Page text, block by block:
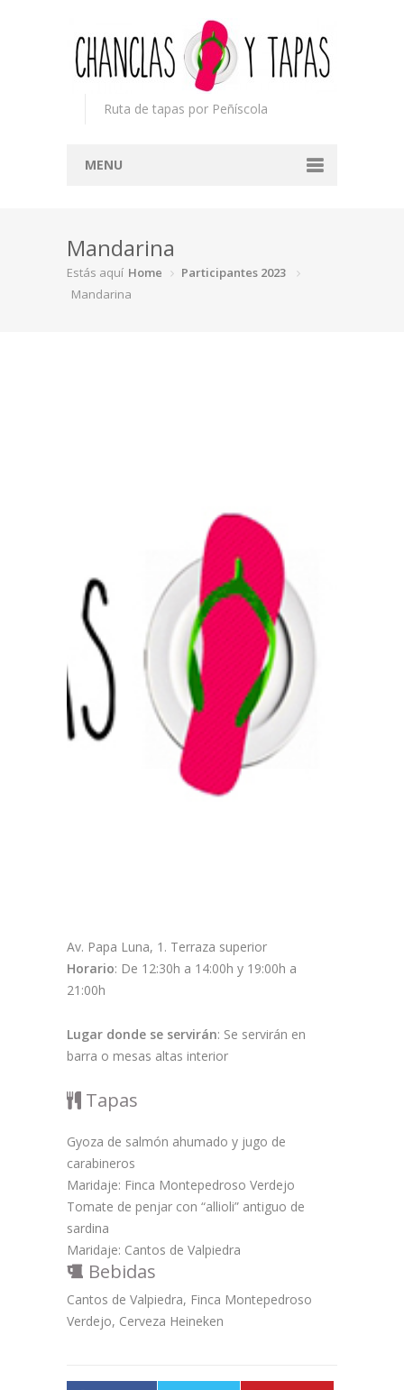
Ruta de tapas por Peñíscola
MENU
Concurso
Participantes
Mandarina
Estás aquí Home
Participantes 2023
Mandarina
Av. Papa Luna, 1. Terraza superior
Horario: De 12:30h a 14:00h y 19:00h a
21:00h
Lugar donde se servirán: Se servirán en
barra o mesas altas interior
Tapas
Gyoza de salmón ahumado y jugo de
carabineros
Maridaje: Finca Montepedroso Verdejo
Tomate de penjar con “allioli” antiguo de
sardina
Maridaje: Cantos de Valpiedra
Bebidas
Cantos de Valpiedra, Finca Montepedroso
Verdejo, Cerveza Heineken